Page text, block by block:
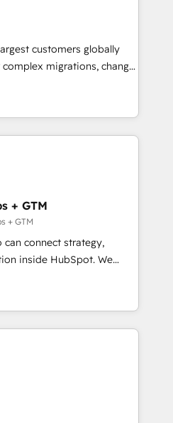
human at global
proof of trust built through
customers globally
migrations, change
and creative
impact and
few full-
in the HubSpot
globally
frameworks that
seamless integrations,
with change-
growth With 6 key
experience across
+ GTM
+ GTM
can connect strategy,
inside HubSpot. We
agencies fall short by
with technical execution to
the right solution. As the
hold Elite Partner
in CRM architecture,